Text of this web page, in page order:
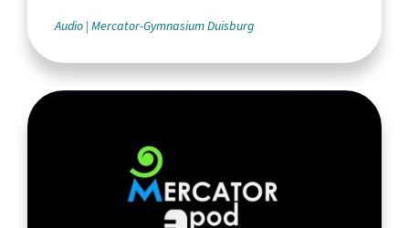
Audio Mercator-Gymnasium Duisburg